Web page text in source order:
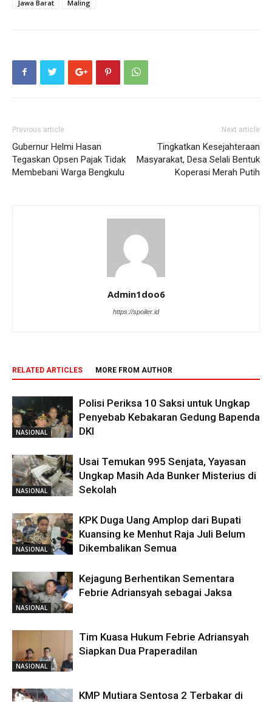
Jawa Barat Maling
Previous article
Gubernur Helmi Hasan
Tegaskan Opsen Pajak Tidak
Membebani Warga Bengkulu
Next article
Tingkatkan Kesejahteraan
Masyarakat, Desa Selali Bentuk
Koperasi Merah Putih
Admin1doo6
https://spoiler.id
RELATED ARTICLES MORE FROM AUTHOR
NASIONAL
Polisi Periksa 10 Saksi untuk Ungkap
Penyebab Kebakaran Gedung Bapenda
DKI
NASIONAL
Usai Temukan 995 Senjata, Yayasan
Ungkap Masih Ada Bunker Misterius di
Sekolah
NASIONAL
KPK Duga Uang Amplop dari Bupati
Kuansing ke Menhut Raja Juli Belum
Dikembalikan Semua
NASIONAL
Kejagung Berhentikan Sementara
Febrie Adriansyah sebagai Jaksa
NASIONAL
Tim Kuasa Hukum Febrie Adriansyah
Siapkan Dua Praperadilan
KMP Mutiara Sentosa 2 Terbakar di